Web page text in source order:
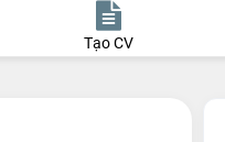
Tạo CV